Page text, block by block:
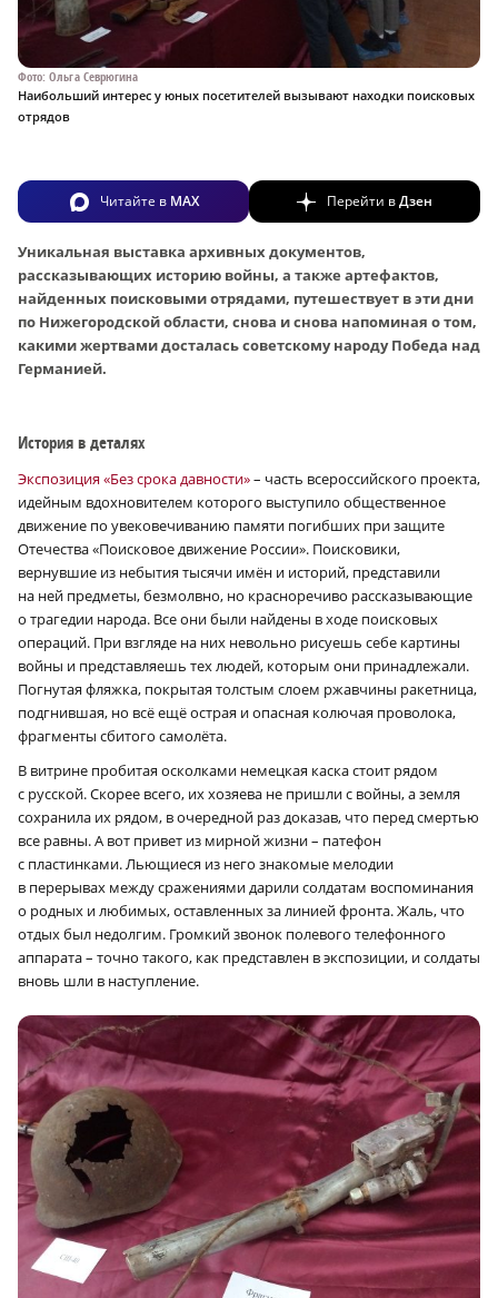
Фото: Ольга Севрюгина
Наибольший интерес у юных посетителей вызывают находки поисковых
отрядов
Читайте в MAX Перейти вДзен
Уникальная выставка архивных документов,
рассказывающих историю войны, а также артефактов,
найденных поисковыми отрядами, путешествует в эти дни
по Нижегородской области, снова и снова напоминая о том,
какими жертвами досталась советскому народу Победа над
Германией.
История в деталях
Экспозиция «Без срока давности»– часть всероссийского проекта,
идейным вдохновителем которого выступило общественное
движение по увековечиванию памяти погибших при защите
Отечества «Поисковое движение России». Поисковики,
вернувшие из небытия тысячи имён и историй, представили
на ней предметы, безмолвно, но красноречиво рассказывающие
о трагедии народа. Все они были найдены в ходе поисковых
операций. При взгляде на них невольно рисуешь себе картины
войны и представляешь тех людей, которым они принадлежали.
Погнутая фляжка, покрытая толстым слоем ржавчины ракетница,
подгнившая, но всё ещё острая и опасная колючая проволока,
фрагменты сбитого самолёта.
В витрине пробитая осколками немецкая каска стоит рядом
с русской. Скорее всего, их хозяева не пришли с войны, а земля
сохранила их рядом, в очередной раз доказав, что перед смертью
все равны. А вот привет из мирной жизни – патефон
с пластинками. Льющиеся из него знакомые мелодии
в перерывах между сражениями дарили солдатам воспоминания
о родных и любимых, оставленных за линией фронта. Жаль, что
отдых был недолгим. Громкий звонок полевого телефонного
аппарата – точно такого, как представлен в экспозиции, и солдаты
вновь шли в наступление.